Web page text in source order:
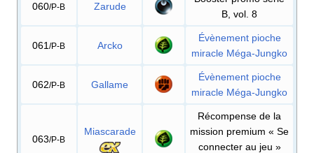
060/P-B Zarude
B, vol. 8
061 /P-B Arcko
Évènement pioche
miracle Méga-Jungko
062/P-B Gallame
Évènement pioche
miracle Méga-Jungko
063/P-B
Miascarade
Récompense de la
mission premium « Se
connecter au jeu »